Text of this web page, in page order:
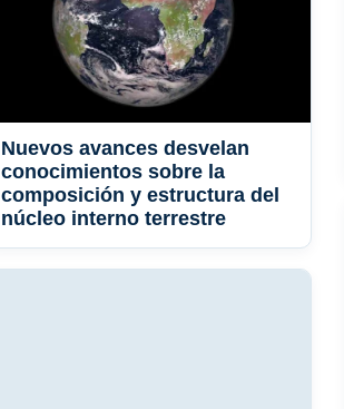
Nuevos avances desvelan
conocimientos sobre la
composición y estructura del
núcleo interno terrestre